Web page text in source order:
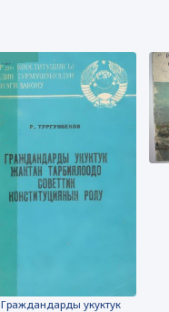
Граждандарды укуктук